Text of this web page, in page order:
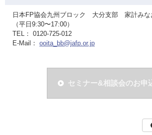
日本FP協会九州ブロック 大分支部 家計みな
（平日9:30〜17:00）
TEL： 0120-725-012
E-Mail： ooita_bb@jafp.or.jp
セミナー&相談会のお申